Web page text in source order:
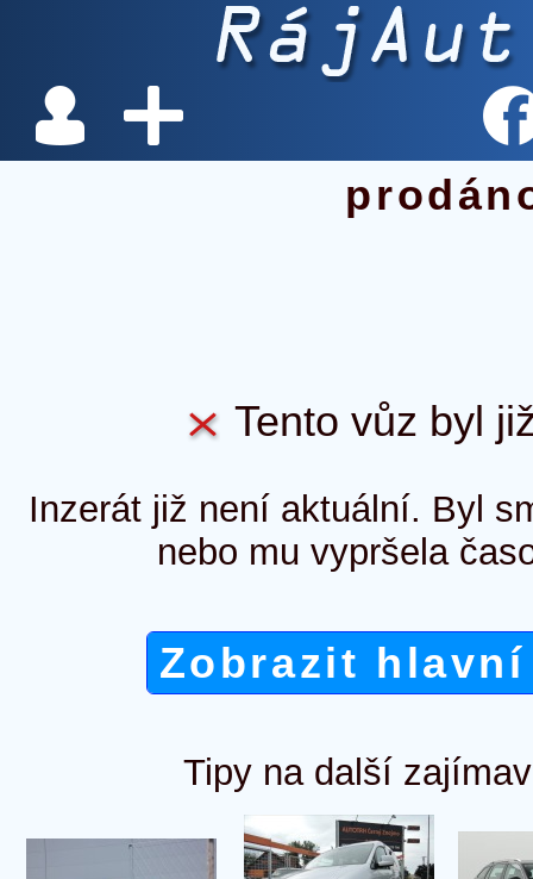
Tento vůz byl
Inzerát již není aktuální. Byl
nebo mu vypršela
Zobrazit
Tipy na další